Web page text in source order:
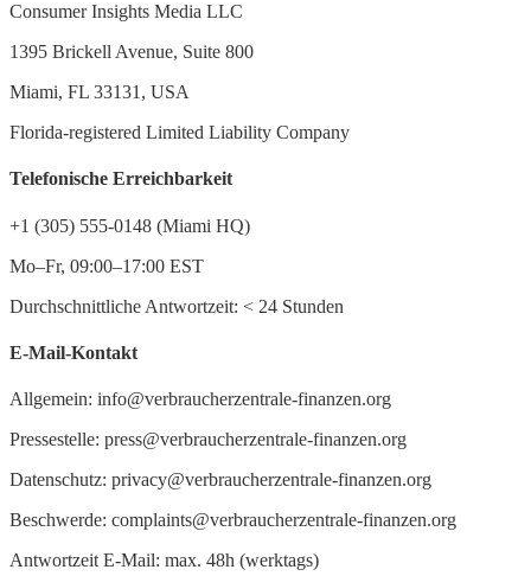
Consumer Insights Media LLC
1395 Brickell Avenue, Suite 800
Miami, FL 33131, USA
Florida-registered Limited Liability Company
Telefonische Erreichbarkeit
+1 (305) 555-0148 (Miami HQ)
Mo–Fr, 09:00–17:00 EST
Durchschnittliche Antwortzeit: < 24 Stunden
E-Mail-Kontakt
Allgemein: info@verbraucherzentrale-finanzen.org
Pressestelle: press@verbraucherzentrale-finanzen.org
Datenschutz: privacy@verbraucherzentrale-finanzen.org
Beschwerde: complaints@verbraucherzentrale-finanzen.org
Antwortzeit E-Mail: max. 48h (werktags)